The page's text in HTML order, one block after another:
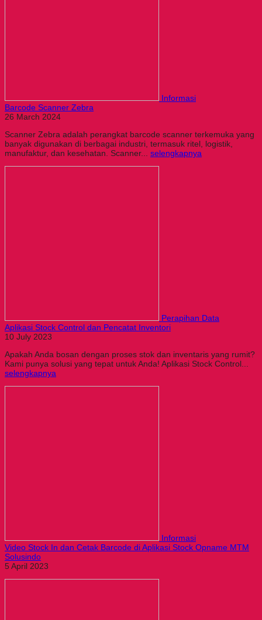
Informasi
Barcode Scanner Zebra
26 March 2024
Scanner Zebra adalah perangkat barcode scanner terkemuka yang
banyak digunakan di berbagai industri, termasuk ritel, logistik,
manufaktur, dan kesehatan. Scanner... selengkapnya
Perapihan Data
Aplikasi Stock Control dan Pencatat Inventori
10 July 2023
Apakah Anda bosan dengan proses stok dan inventaris yang rumit?
Kami punya solusi yang tepat untuk Anda! Aplikasi Stock Control...
selengkapnya
Informasi
Video Stock In dan Cetak Barcode di Aplikasi Stock Opname MTM
Solusindo
5 April 2023